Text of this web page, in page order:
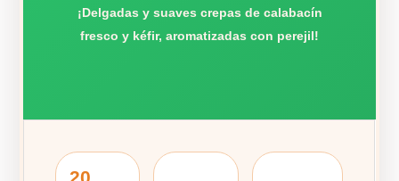
¡Delgadas y suaves crepas de calabacín
fresco y kéfir, aromatizadas con perejil!